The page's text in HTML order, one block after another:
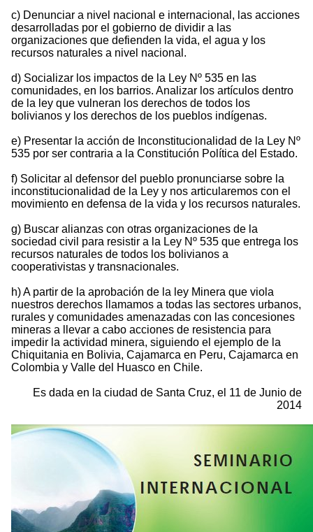
c) Denunciar a nivel nacional e internacional, las acciones
desarrolladas por el gobierno de dividir a las
organizaciones que defienden la vida, el agua y los
recursos naturales a nivel nacional.
d) Socializar los impactos de la Ley Nº 535 en las
comunidades, en los barrios. Analizar los artículos dentro
de la ley que vulneran los derechos de todos los
bolivianos y los derechos de los pueblos indígenas.
e) Presentar la acción de Inconstitucionalidad de la Ley Nº
535 por ser contraria a la Constitución Política del Estado.
f) Solicitar al defensor del pueblo pronunciarse sobre la
inconstitucionalidad de la Ley y nos articularemos con el
movimiento en defensa de la vida y los recursos naturales.
g) Buscar alianzas con otras organizaciones de la
sociedad civil para resistir a la Ley Nº 535 que entrega los
recursos naturales de todos los bolivianos a
cooperativistas y transnacionales.
h) A partir de la aprobación de la ley Minera que viola
nuestros derechos llamamos a todas las sectores urbanos,
rurales y comunidades amenazadas con las concesiones
mineras a llevar a cabo acciones de resistencia para
impedir la actividad minera, siguiendo el ejemplo de la
Chiquitania en Bolivia, Cajamarca en Peru, Cajamarca en
Colombia y Valle del Huasco en Chile.
Es dada en la ciudad de Santa Cruz, el 11 de Junio de
2014